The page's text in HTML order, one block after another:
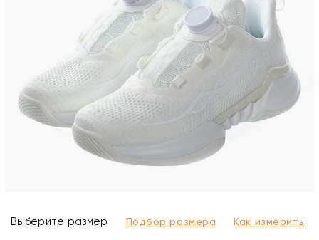
Выберите размер Подбор размера Как измерить